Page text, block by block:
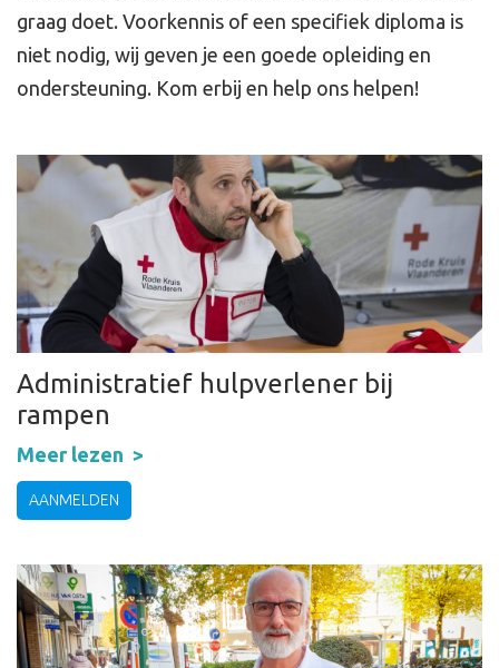
graag doet. Voorkennis of een specifiek diploma is
niet nodig, wij geven je een goede opleiding en
ondersteuning. Kom erbij en help ons helpen!
Administratief hulpverlener bij
rampen
Meer lezen
AANMELDEN